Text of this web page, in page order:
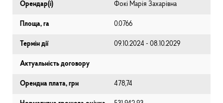
Орендар(і) Фокі Марія Захарівна
Площа, га 0.0766
Термін дії 09.10.2024 - 08.10.2029
Актуальність договору
Орендна плата, грн 478,74